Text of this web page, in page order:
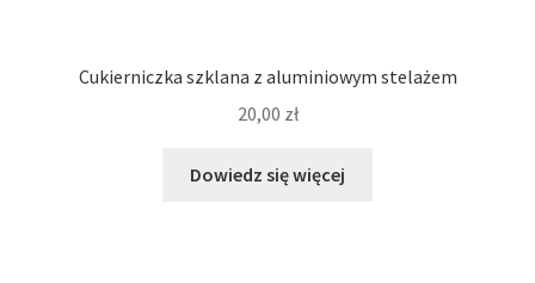
Cukierniczka szklana z aluminiowym stelażem
20,00 zł
Dowiedz się więcej